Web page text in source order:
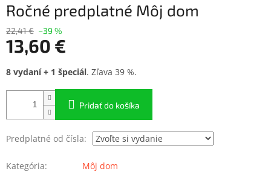
Ročné predplatné Môj dom
22,41 € –39 %
13,60 €
cena:
8 vydaní + 1 špeciál. Zľava 39 %.
Pridať do košíka
Predplatné od čísla:
Kategória:
Môj dom